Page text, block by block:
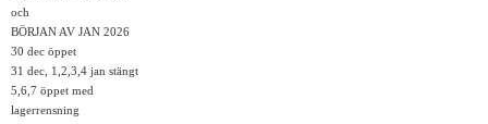
och
BÖRJAN AV JAN 2026
30 dec öppet
31 dec, 1,2,3,4 jan stängt
5,6,7 öppet med
lagerrensning